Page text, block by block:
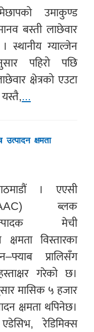
उमाकुण्ड
बस्ती लाछेवार
स्थानीय ग्याल्जेन
पहिरो पछि
क्षेत्रको एउटा
...
उत्पादन क्षमता
। एएसी
ब्लक
मेची
क्षमता विस्तारका
प्रालिसँग
गरेको छ।
मासिक ५ हजार
क्षमता थपिनेछ।
रेडिमिक्स